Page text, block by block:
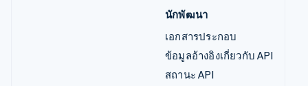
นักพัฒนา
เอกสารประกอบ
ข้อมูลอ้างอิงเกี่ยวกับ API
สถานะ API